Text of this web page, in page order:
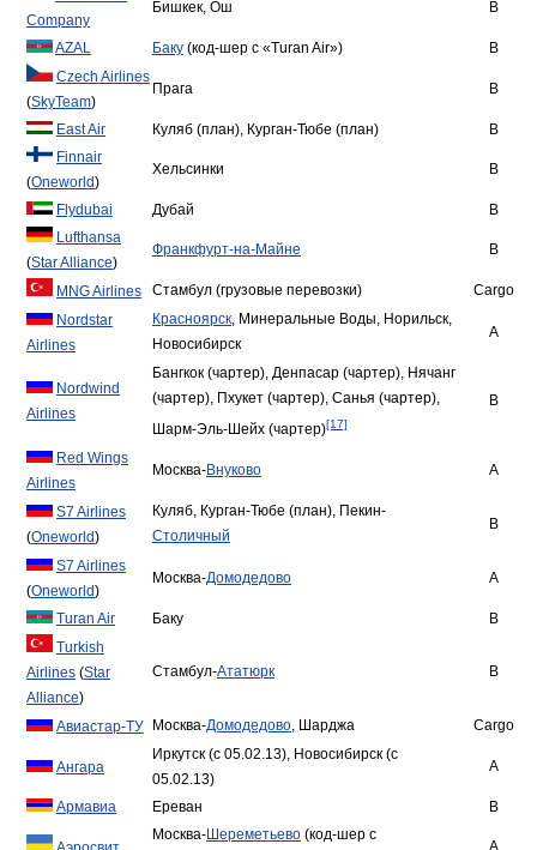
Company
Бишкек, Ош B
AZAL Баку (код-шер с «Turan Air»)
B
Czech Airlines
(SkyTeam)
Прага B
East Air Куляб (план), Курган-Тюбе (план)
B
Finnair
(Oneworld)
Хельсинки B
Flydubai Дубай
B
Lufthansa
(Star Alliance)
Франкфурт-на-Майне B
MNG Airlines Стамбул (грузовые перевозки)
Cargo
Nordstar
Airlines
Красноярск, Минеральные Воды, Норильск,
Новосибирск
A
Nordwind
Airlines
Бангкок (чартер), Денпасар (чартер), Нячанг
(чартер), Пхукет (чартер), Санья (чартер),
Шарм-Эль-Шейх (чартер)[17]
B
Red Wings
Airlines
Москва-Внуково А
S7 Airlines
(Oneworld)
Куляб, Курган-Тюбе (план), Пекин-
Столичный
B
S7 Airlines
(Oneworld)
Москва-Домодедово A
Turan Air Баку
B
Turkish
Airlines (Star
Alliance)
Стамбул-Ататюрк B
Авиастар-ТУ Москва-Домодедово, Шарджа Cargo
Ангара
Иркутск (с 05.02.13), Новосибирск (с
05.02.13)
A
Армавиа Ереван B
Москва-Шереметьево (код-шер с
A